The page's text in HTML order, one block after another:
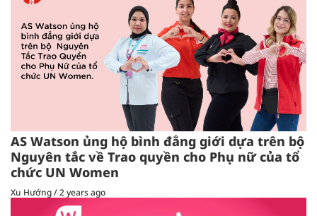
AS Watson ủng hộ bình đẳng giới dựa trên bộ
Nguyên tắc về Trao quyền cho Phụ nữ của tổ
chức UN Women
Xu Hướng/2 years ago